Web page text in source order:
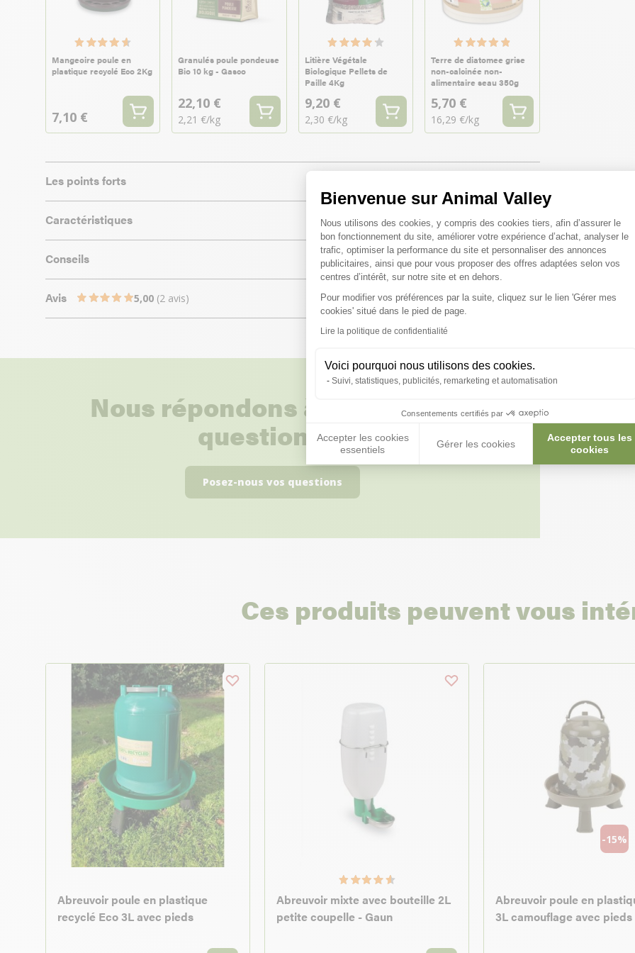
Bienvenue sur Animal Valley
Plateforme de Gestion du
Nous utilisons des cookies, y compris des cookies tiers, afin d’assurer le
bon fonctionnement du site, améliorer votre expérience d’achat, analyser le
trafic, optimiser la performance du site et personnaliser des annonces
publicitaires, ainsi que pour vous proposer des offres adaptées selon vos
centres d’intérêt, sur notre site et en dehors.
Pour modifier vos préférences par la suite, cliquez sur le lien 'Gérer mes
cookies' situé dans le pied de page.
Lire la politique de confidentialité
Voici pourquoi nous utilisons des cookies.
Suivi, statistiques, publicités, remarketing et automatisation
Consentements certifiés par
Accepter les cookies
essentiels
Gérer les cookies
Accepter tous les
cookies
Axeptio consent
Mangeoire poule en
plastique recyclé Eco 2Kg
7,10 €
Granulés poule pondeuse
Bio 10 kg - Gasco
22,10 €
2,21 €/kg
Litière Végétale
Biologique Pellets de
Paille 4Kg
9,20 €
2,30 €/kg
Terre de diatomee grise
non-calcinée non-
alimentaire seau 350g
5,70 €
16,29 €/kg
Les points forts
Caractéristiques
Conseils
Avis 5,00 (2 avis)
Nous répondons à toutes vos
questions ;)
Posez-nous vos questions
Ces produits peuvent vous
Abreuvoir poule en plastique
recyclé Eco 3L avec pieds
Abreuvoir mixte avec bouteille 2L
petite coupelle - Gaun
-15%
Abreuvoir poule en
3L camouflage avec pieds